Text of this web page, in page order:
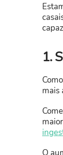
1.
mais
O